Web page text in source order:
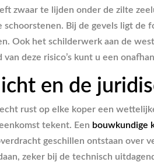
zwaar te lijden onder de zilte
schoorstenen. Bij de gevels ligt
Ook het schilderwerk aan de
deze risico’s kunt u een
en de
rust op elke koper een
tekent. Een bouwkundige
geschillen ontstaan over
zeker bij de technisch